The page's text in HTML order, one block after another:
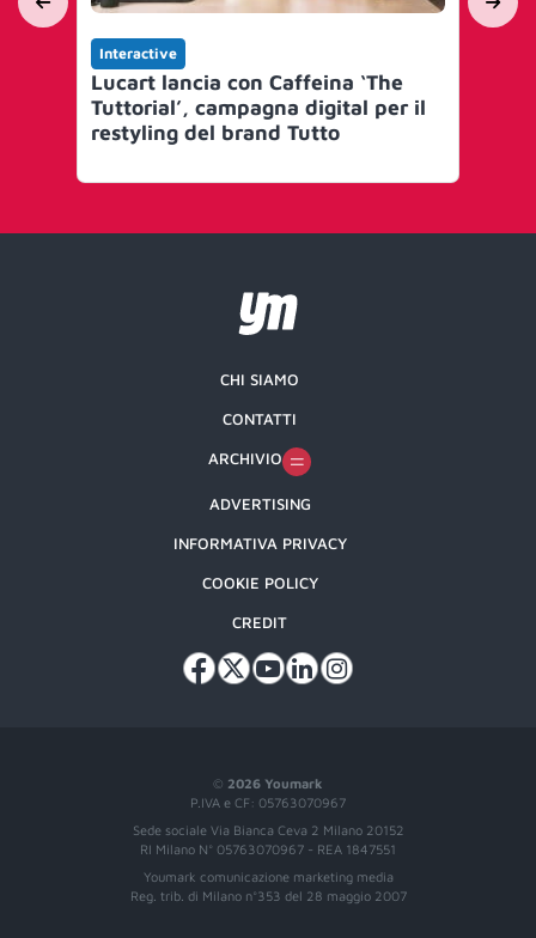
Interactive
Lucart lancia con Caffeina ‘The
Tuttorial’, campagna digital per il
restyling del brand Tutto
© 2026 Youmark
P.IVA e CF: 05763070967
Sede sociale Via Bianca Ceva 2 Milano 20152
RI Milano N° 05763070967 - REA 1847551
Youmark comunicazione marketing media
Reg. trib. di Milano n°353 del 28 maggio 2007
CHI SIAMO
CONTATTI
ARCHIVIO
ADVERTISING
INFORMATIVA PRIVACY
COOKIE POLICY
CREDIT